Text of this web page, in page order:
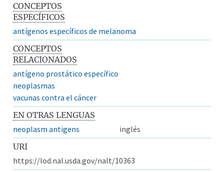
CONCEPTOS
ESPECÍFICOS
antígenos específicos de melanoma
CONCEPTOS
RELACIONADOS
antígeno prostático específico
neoplasmas
vacunas contra el cáncer
EN OTRAS LENGUAS
neoplasm antigens
inglés
URI
https://lod.nal.usda.gov/nalt/10363